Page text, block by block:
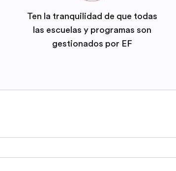
Ten la tranquilidad de que todas
las escuelas y programas son
gestionados por EF